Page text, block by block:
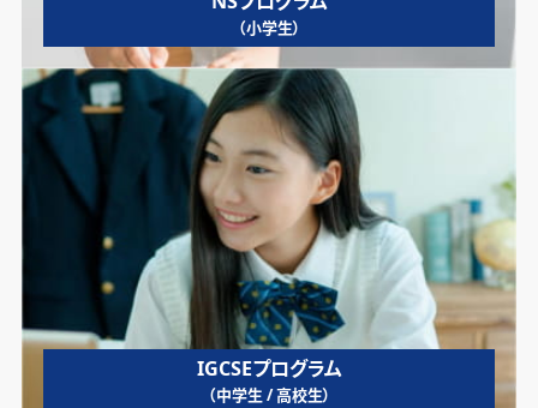
（小学生）
IGCSEプログラム
（中学生 / 高校生）